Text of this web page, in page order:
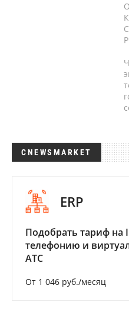
CNEWSMARKET
ERP
Подобрать тариф на
телефонию и
АТС
От 1 046 руб./месяц